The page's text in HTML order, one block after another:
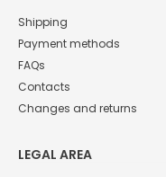
Shipping
Payment methods
FAQs
Contacts
Changes and returns
LEGAL AREA